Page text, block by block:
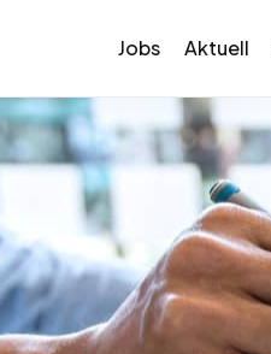
Jobs Aktuell